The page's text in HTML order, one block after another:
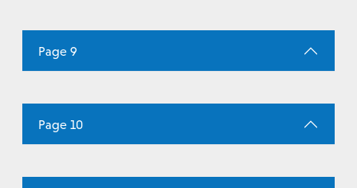
Page 9
Page 10